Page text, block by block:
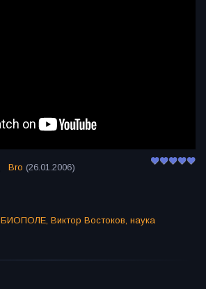
Bro (26.01.2006)
БИОПОЛЕ, Виктор Востоков, наука